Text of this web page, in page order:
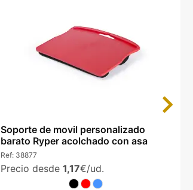
Soporte de movil personalizado
barato Ryper acolchado con asa
Ref: 38877
Precio desde 1,17€/ud.
Next